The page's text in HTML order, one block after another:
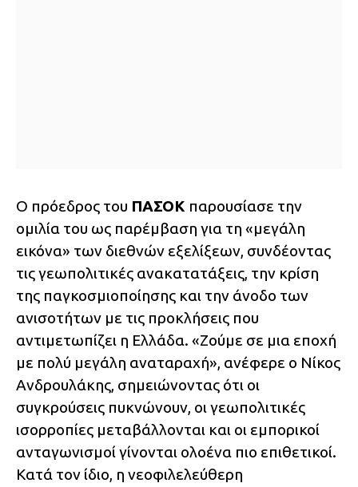
Ο πρόεδρος του ΠΑΣΟΚ παρουσίασε την
ομιλία του ως παρέμβαση για τη «μεγάλη
εικόνα» των διεθνών εξελίξεων, συνδέοντας
τις γεωπολιτικές ανακατατάξεις, την κρίση
της παγκοσμιοποίησης και την άνοδο των
ανισοτήτων με τις προκλήσεις που
αντιμετωπίζει η Ελλάδα. «Ζούμε σε μια εποχή
με πολύ μεγάλη αναταραχή», ανέφερε ο Νίκος
Ανδρουλάκης, σημειώνοντας ότι οι
συγκρούσεις πυκνώνουν, οι γεωπολιτικές
ισορροπίες μεταβάλλονται και οι εμπορικοί
ανταγωνισμοί γίνονται ολοένα πιο επιθετικοί.
Κατά τον ίδιο, η νεοφιλελεύθερη